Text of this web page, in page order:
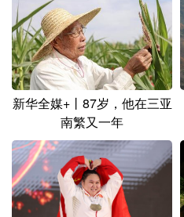
多语种频道
English Español
Русский язык
Deutsch Português
新华全媒+丨87岁，他在三亚
南繁又一年